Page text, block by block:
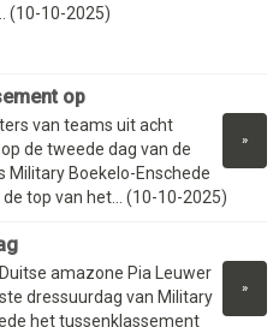
(10-10-2025)
op
»
van teams uit acht
de tweede dag van de
Military Boekelo-Enschede
top van het... (10-10-2025)
»
Duitse amazone Pia Leuwer
dressuurdag van Military
het tussenklassement